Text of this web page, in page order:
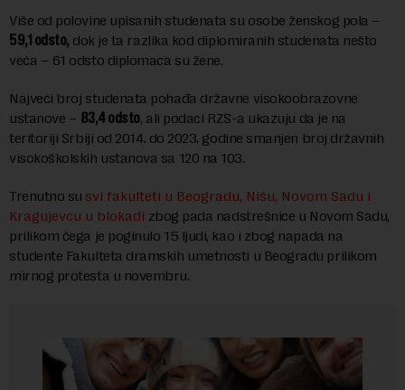
Više od polovine upisanih studenata su osobe ženskog pola –
59,1 odsto, dok je ta razlika kod diplomiranih studenata nešto
veća – 61 odsto diplomaca su žene.
Najveći broj studenata pohađa državne visokoobrazovne
ustanove – 83,4 odsto, ali podaci RZS-a ukazuju da je na
teritoriji Srbiji od 2014. do 2023. godine smanjen broj državnih
visokoškolskih ustanova sa 120 na 103.
Trenutno su svi fakulteti u Beogradu, Nišu, Novom Sadu i
Kragujevcu u blokadi zbog pada nadstrešnice u Novom Sadu,
prilikom čega je poginulo 15 ljudi, kao i zbog napada na
studente Fakulteta dramskih umetnosti u Beogradu prilikom
mirnog protesta u novembru.